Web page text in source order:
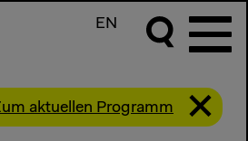
EN
aktuellen Programm